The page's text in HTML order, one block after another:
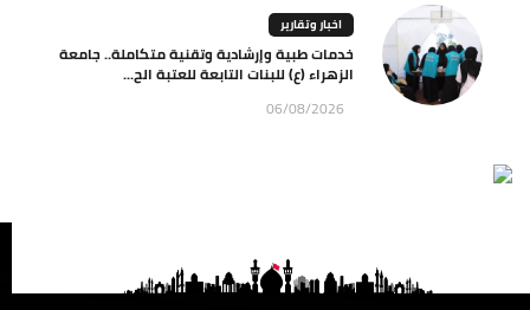
اخبار وتقارير
خدمات طبية وإرشادية وتقنية متكاملة.. جامعة
الزهراء (ع) للبنات التابعة للعتبة الح...
06/08/2026